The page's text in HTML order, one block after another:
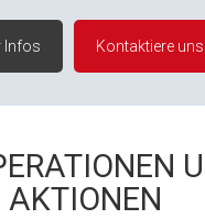
Infos Kontaktiere uns
AKTIONEN